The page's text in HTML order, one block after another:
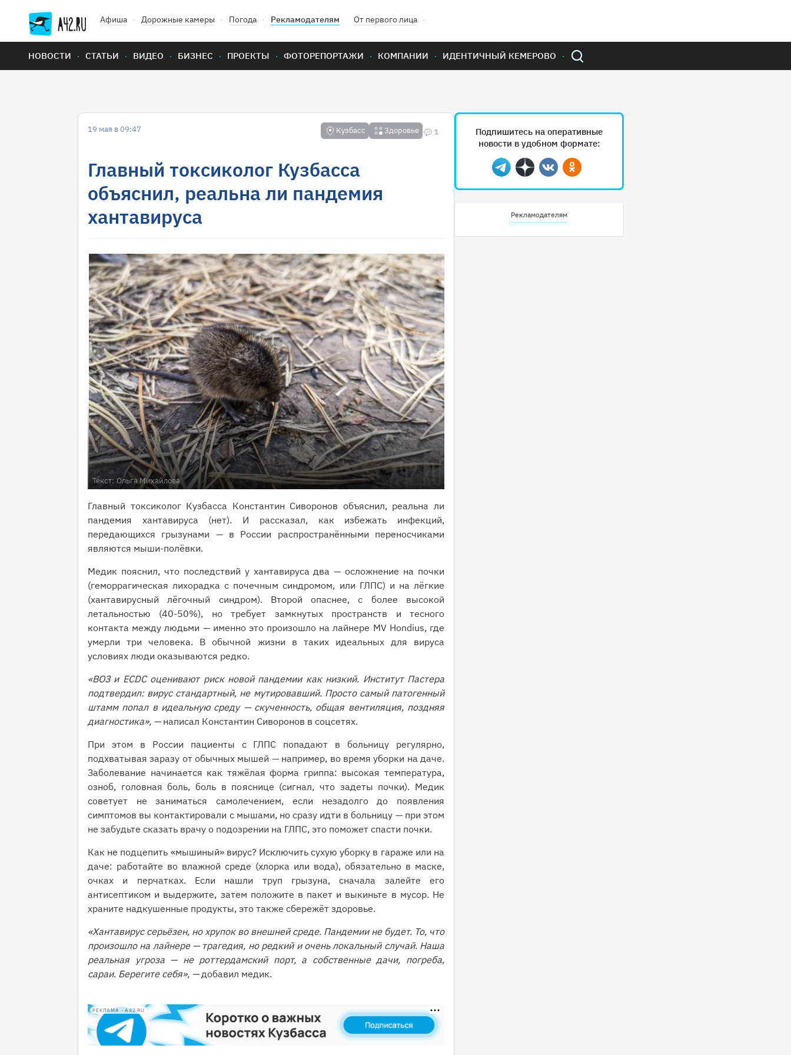
Афиша Дорожные камеры Погода Рекламодателям От первого лица
НОВОСТИ СТАТЬИ ВИДЕО БИЗНЕС ПРОЕКТЫ ФОТОРЕПОРТАЖИ КОМПАНИИ ИДЕНТИЧНЫЙ КЕМЕРОВО
19 мая в 09:47 Кузбасс Здоровье 1
Главный токсиколог Кузбасса
объяснил, реальна ли пандемия
хантавируса
Текст: Ольга Михайлова
Главный токсиколог Кузбасса Константин Сиворонов объяснил, реальна ли
пандемия хантавируса (нет). И рассказал, как избежать инфекций,
передающихся грызунами — в России распространёнными переносчиками
являются мыши-полёвки.
Медик пояснил, что последствий у хантавируса два — осложнение на почки
(геморрагическая лихорадка с почечным синдромом, или ГЛПС) и на лёгкие
(хантавирусный лёгочный синдром). Второй опаснее, с более высокой
летальностью (40-50%), но требует замкнутых пространств и тесного
контакта между людьми — именно это произошло на лайнере MV Hondius, где
умерли три человека. В обычной жизни в таких идеальных для вируса
условиях люди оказываются редко.
«ВОЗ и ECDC оценивают риск новой пандемии как низкий. Институт Пастера
подтвердил: вирус стандартный, не мутировавший. Просто самый патогенный
штамм попал в идеальную среду — скученность, общая вентиляция, поздняя
диагностика», —написал Константин Сиворонов в соцсетях.
При этом в России пациенты с ГЛПС попадают в больницу регулярно,
подхватывая заразу от обычных мышей — например, во время уборки на даче.
Заболевание начинается как тяжёлая форма гриппа: высокая температура,
озноб, головная боль, боль в пояснице (сигнал, что задеты почки). Медик
советует не заниматься самолечением, если незадолго до появления
симптомов вы контактировали с мышами, но сразу идти в больницу — при этом
не забудьте сказать врачу о подозрении на ГЛПС, это поможет спасти почки.
Как не подцепить «мышиный» вирус? Исключить сухую уборку в гараже или на
даче: работайте во влажной среде (хлорка или вода), обязательно в маске,
очках и перчатках. Если нашли труп грызуна, сначала залейте его
антисептиком и выдержите, затем положите в пакет и выкиньте в мусор. Не
храните надкушенные продукты, это также сбережёт здоровье.
«Хантавирус серьёзен, но хрупок во внешней среде. Пандемии не будет. То, что
произошло на лайнере — трагедия, но редкий и очень локальный случай. Наша
реальная угроза — не роттердамский порт, а собственные дачи, погреба,
сараи. Берегите себя», —добавил медик.
РЕКЛАМА • A42.RU
Подпишитесь на оперативные
новости в удобном формате:
Telegram
ДзенВконтактеОдноклассники
Рекламодателям